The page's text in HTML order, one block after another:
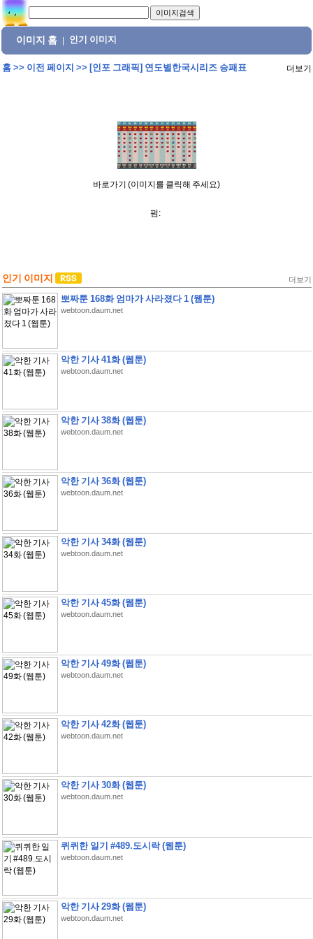
이미지 홈 인기 이미지
홈>> 이전 페이지 >> [인포 그래픽] 연도별한국시리즈 승패표 더보기
바로가기 (이미지를 클릭해 주세요)
펌:
인기 이미지 더보기
뽀짜툰 168화 엄마가 사라졌다 1 (웹툰)
webtoon.daum.net
악한 기사 41화 (웹툰)
webtoon.daum.net
악한 기사 38화 (웹툰)
webtoon.daum.net
악한 기사 36화 (웹툰)
webtoon.daum.net
악한 기사 34화 (웹툰)
webtoon.daum.net
악한 기사 45화 (웹툰)
webtoon.daum.net
악한 기사 49화 (웹툰)
webtoon.daum.net
악한 기사 42화 (웹툰)
webtoon.daum.net
악한 기사 30화 (웹툰)
webtoon.daum.net
퀴퀴한 일기 #489.도시락 (웹툰)
webtoon.daum.net
악한 기사 29화 (웹툰)
webtoon.daum.net